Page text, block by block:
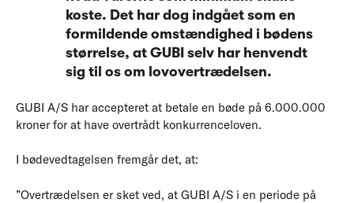
koste. Det har dog indgået som en
formildende omstændighed i bødens
størrelse, at GUBI selv har henvendt
sig til os om lovovertrædelsen.
GUBI A/S har accepteret at betale en bøde på 6.000.000
kroner for at have overtrådt konkurrenceloven.
I bødevedtagelsen fremgår det, at:
”Overtrædelsen er sket ved, at GUBI A/S i en periode på